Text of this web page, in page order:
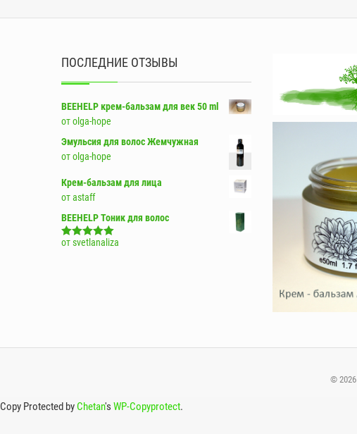
ПОСЛЕДНИЕ ОТЗЫВЫ
BEEHELP крем-бальзам для век 50 ml
от olga-hope
Эмульсия для волос Жемчужная
от olga-hope
Крем-бальзам для лица
от astaff
BEEHELP Тоник для волос
Оценка5из
от svetlanaliza
© 2026
Copy Protected byChetan's WP-Copyprotect.